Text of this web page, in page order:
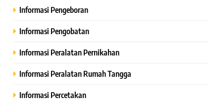
Informasi Pengeboran
Informasi Pengobatan
Informasi Peralatan Pernikahan
Informasi Peralatan Rumah Tangga
Informasi Percetakan